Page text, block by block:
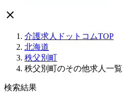

介護求人ドットコムTOP
北海道
秩父別町
秩父別町のその他求人一覧
検索結果